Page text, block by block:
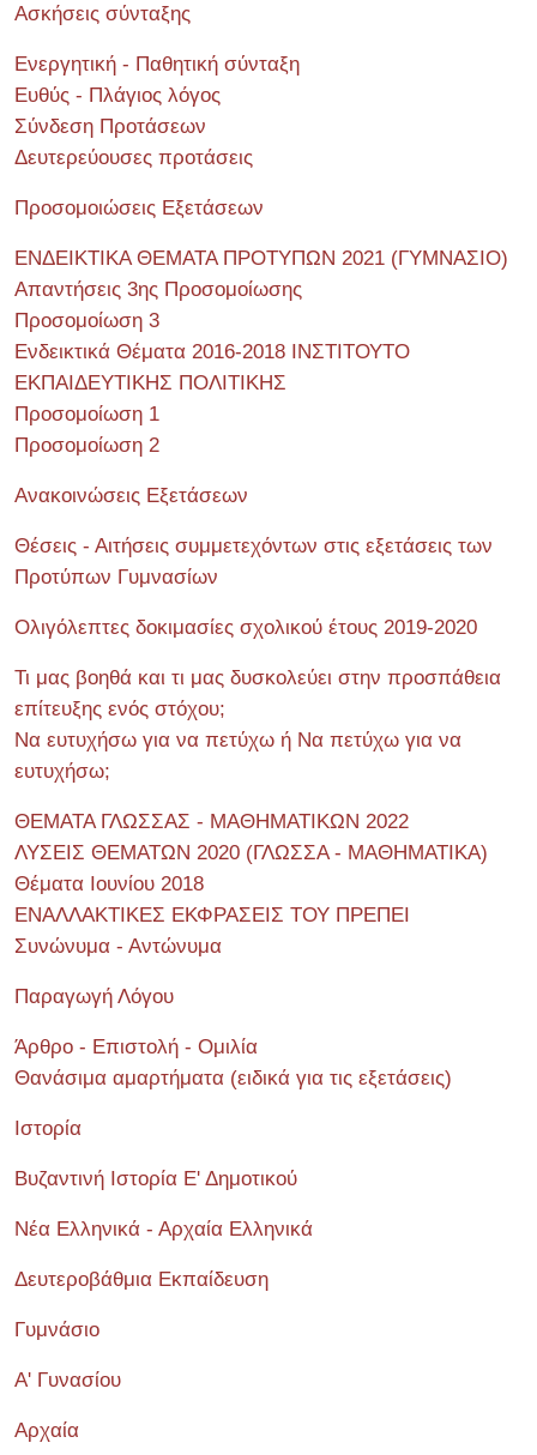
Ασκήσεις σύνταξης
Ενεργητική - Παθητική σύνταξη
Ευθύς - Πλάγιος λόγος
Σύνδεση Προτάσεων
Δευτερεύουσες προτάσεις
Προσομοιώσεις Εξετάσεων
ΕΝΔΕΙΚΤΙΚΑ ΘΕΜΑΤΑ ΠΡΟΤΥΠΩΝ 2021 (ΓΥΜΝΑΣΙΟ)
Απαντήσεις 3ης Προσομοίωσης
Προσομοίωση 3
Ενδεικτικά Θέματα 2016-2018 ΙΝΣΤΙΤΟΥΤΟ
ΕΚΠΑΙΔΕΥΤΙΚΗΣ ΠΟΛΙΤΙΚΗΣ
Προσομοίωση 1
Προσομοίωση 2
Ανακοινώσεις Εξετάσεων
Θέσεις - Αιτήσεις συμμετεχόντων στις εξετάσεις των
Προτύπων Γυμνασίων
Ολιγόλεπτες δοκιμασίες σχολικού έτους 2019-2020
Τι μας βοηθά και τι μας δυσκολεύει στην προσπάθεια
επίτευξης ενός στόχου;
Να ευτυχήσω για να πετύχω ή Να πετύχω για να
ευτυχήσω;
ΘΕΜΑΤΑ ΓΛΩΣΣΑΣ - ΜΑΘΗΜΑΤΙΚΩΝ 2022
ΛΥΣΕΙΣ ΘΕΜΑΤΩΝ 2020 (ΓΛΩΣΣΑ - ΜΑΘΗΜΑΤΙΚΑ)
Θέματα Ιουνίου 2018
ΕΝΑΛΛΑΚΤΙΚΕΣ ΕΚΦΡΑΣΕΙΣ ΤΟΥ ΠΡΕΠΕΙ
Συνώνυμα - Αντώνυμα
Παραγωγή Λόγου
Άρθρο - Επιστολή - Ομιλία
Θανάσιμα αμαρτήματα (ειδικά για τις εξετάσεις)
Ιστορία
Βυζαντινή Ιστορία Ε' Δημοτικού
Νέα Ελληνικά - Αρχαία Ελληνικά
Δευτεροβάθμια Εκπαίδευση
Γυμνάσιο
Α' Γυνασίου
Αρχαία